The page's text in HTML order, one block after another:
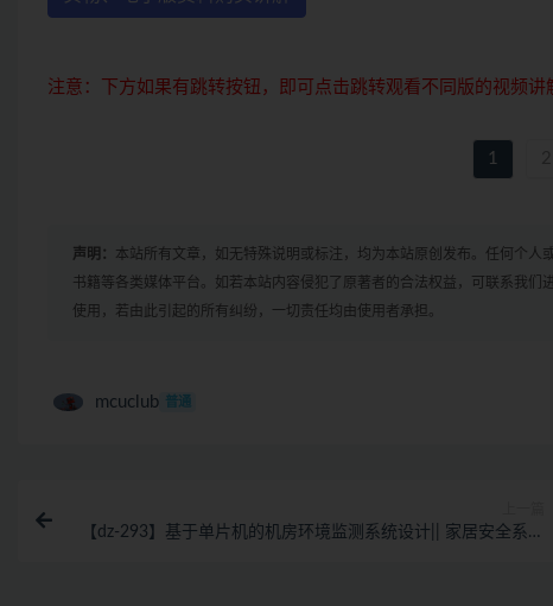
注意：下方如果有跳转按钮，即可点击跳转观看不同版的视频讲
1
声明： 本站所有文章，如无特殊说明或标注，均为本站原创发布。任何个人
书籍等各类媒体平台。如若本站内容侵犯了原著者的合法权益，可联系我
使用，若由此引起的所有纠纷，一切责任均由使用者承担。
mcuclub 普通
【dz-293】基于单片机的机房环境监测系统设计|| 家居安全系统